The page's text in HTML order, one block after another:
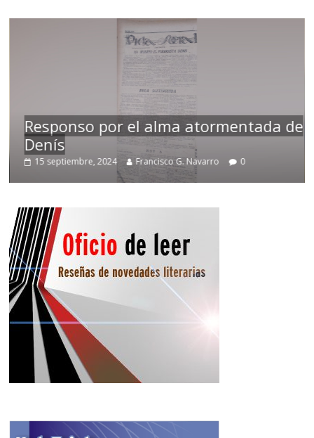
Responso por el alma atormentada de
Denís
15 septiembre, 2024 Francisco G. Navarro 0